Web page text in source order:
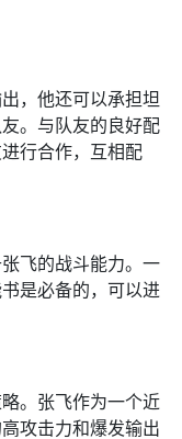
，他还可以承担坦
。与队友的良好配
行合作，互相配
飞的战斗能力。一
是必备的，可以进
。张飞作为一个近
攻击力和爆发输出